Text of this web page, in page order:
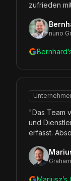
zufrieden
nuno
"Das Team
und
erfasst.